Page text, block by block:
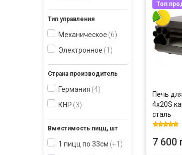
Тип управления
Механическое 6
Электронное 1
Страна производитель
Германия 4
КНР 3
Вместимость пицц, шт
1 пицц по 33см +1
Топ
Печь
4x20S
сталь
7 600